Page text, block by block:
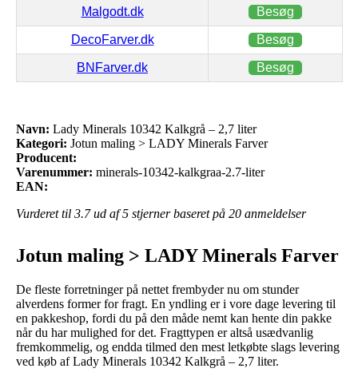
Malgodt.dk Besøg
DecoFarver.dk Besøg
BNFarver.dk Besøg
Navn: Lady Minerals 10342 Kalkgrå – 2,7 liter
Kategori: Jotun maling > LADY Minerals Farver
Producent:
Varenummer: minerals-10342-kalkgraa-2.7-liter
EAN:
Vurderet til 3.7ud af 5 stjerner baseret på 20 anmeldelser
Jotun maling > LADY Minerals Farver
De fleste forretninger på nettet frembyder nu om stunder
alverdens former for fragt. En yndling er i vore dage levering til
en pakkeshop, fordi du på den måde nemt kan hente din pakke
når du har mulighed for det. Fragttypen er altså usædvanlig
fremkommelig, og endda tilmed den mest letkøbte slags levering
ved køb af Lady Minerals 10342 Kalkgrå – 2,7 liter.